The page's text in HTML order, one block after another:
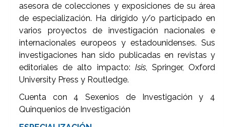
asesora de colecciones y exposiciones de su área
de especialización. Ha dirigido y/o participado en
varios proyectos de investigación nacionales e
internacionales europeos y estadounidenses. Sus
investigaciones han sido publicadas en revistas y
editoriales de alto impacto: Isis, Springer, Oxford
University Press y Routledge.
Cuenta con 4 Sexenios de Investigación y 4
Quinquenios de Investigación